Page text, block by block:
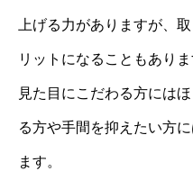
上げる力がありますが、
リットになることもあり
見た目にこだわる方には
る方や手間を抑えたい方
ます。